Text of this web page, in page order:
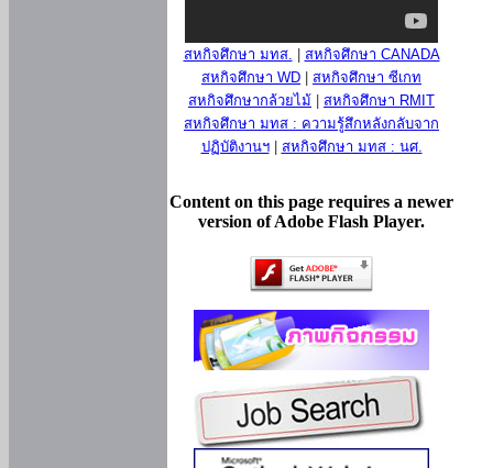
สหกิจศึกษา มทส.
สหกิจศึกษา CANADA
สหกิจศึกษา WD
สหกิจศึกษา ซีเกท
สหกิจศึกษากล้วยไม้
สหกิจศึกษา RMIT
สหกิจศึกษา มทส : ความรู้สึกหลังกลับจาก
ปฏิบัติงานฯ| สหกิจศึกษา มทส : นศ.
Content on this page requires a newer
version of Adobe Flash Player.